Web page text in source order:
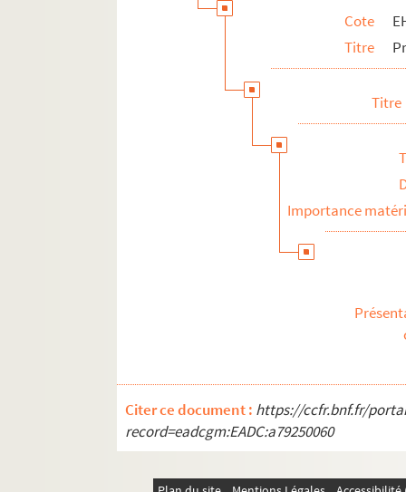
Cote
Titre
Titre
Importance
Citer ce document : https://ccfr.bnf.fr/
record=eadcgm:EADC:a79250060